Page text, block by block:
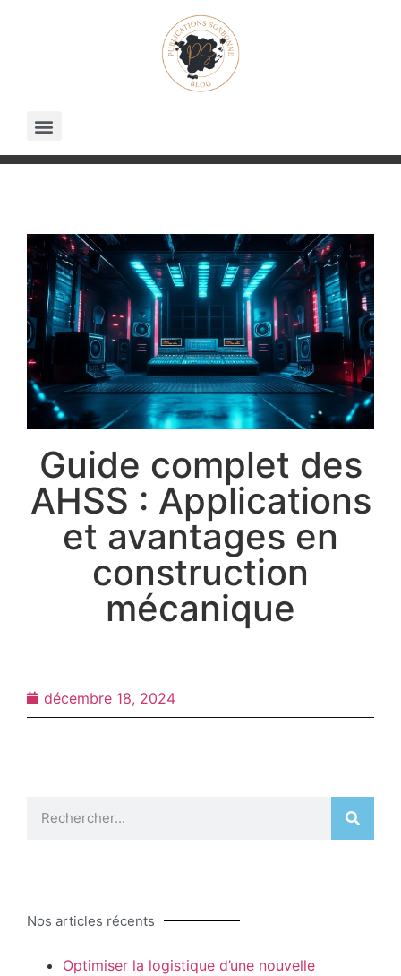
Guide complet des
AHSS : Applications
et avantages en
construction
mécanique
décembre 18, 2024
Nos articles récents
Optimiser la logistique d’une nouvelle